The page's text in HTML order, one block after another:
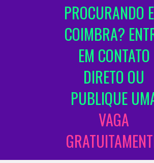
PROCURANDO
COIMBRA?
EM CONTATO
DIRETO OU
PUBLIQUE
VAGA